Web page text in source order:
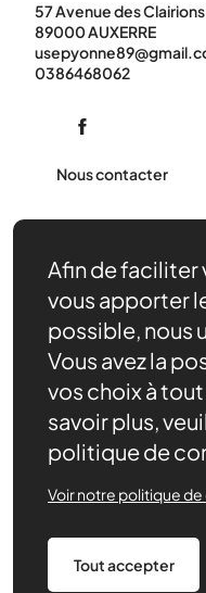
57 Avenue des Clairions
89000 AUXERRE
0386468062
Nous contacter
Afin de faciliter
vous apporter
possible, nous
Vous avez la
vos choix à
savoir plus,
politique de
Tout accepter
Voir notre politique